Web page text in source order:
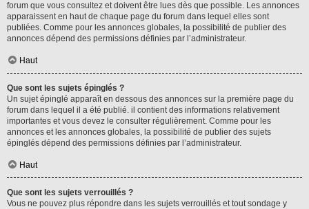
forum que vous consultez et doivent être lues dès que possible. Les annonces
apparaissent en haut de chaque page du forum dans lequel elles sont
publiées. Comme pour les annonces globales, la possibilité de publier des
annonces dépend des permissions définies par l’administrateur.
Haut
Que sont les sujets épinglés ?
Un sujet épinglé apparaît en dessous des annonces sur la première page du
forum dans lequel il a été publié. il contient des informations relativement
importantes et vous devez le consulter régulièrement. Comme pour les
annonces et les annonces globales, la possibilité de publier des sujets
épinglés dépend des permissions définies par l’administrateur.
Haut
Que sont les sujets verrouillés ?
Vous ne pouvez plus répondre dans les sujets verrouillés et tout sondage y